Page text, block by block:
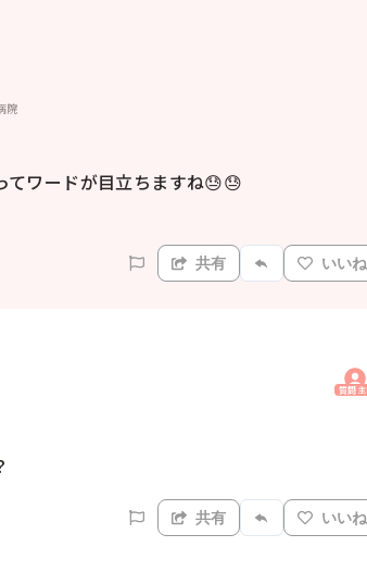
院
ワードが目立ちますね😓😓
共有 いいね
質問主
共有 いいね